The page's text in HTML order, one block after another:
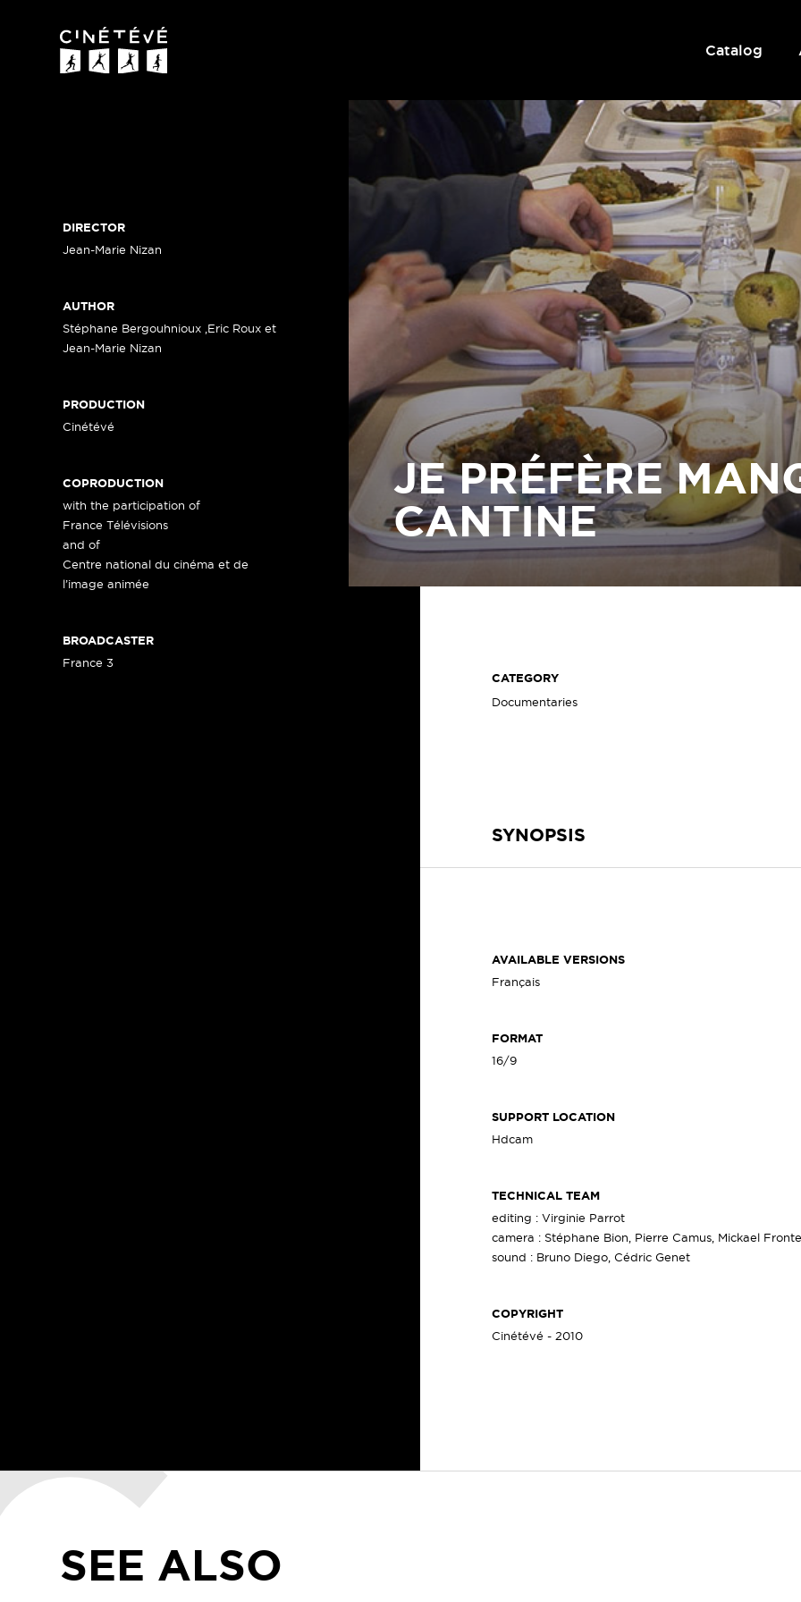
Catalog
DIRECTOR
Jean-Marie Nizan
AUTHOR
Stéphane Bergouhnioux ,Eric Roux et
Jean-Marie Nizan
PRODUCTION
Cinétévé
COPRODUCTION
with the participation of
France Télévisions
and of
Centre national du cinéma et de
l’image animée
BROADCASTER
France 3
JE PRÉFÈRE
CANTINE
CATEGORY
Documentaries
SYNOPSIS
AVAILABLE VERSIONS
Français
FORMAT
16/9
SUPPORT LOCATION
Hdcam
TECHNICAL TEAM
editing : Virginie Parrot
camera : Stéphane Bion, Pierre Camus, Mickael
sound : Bruno Diego, Cédric Genet
COPYRIGHT
Cinétévé - 2010
SEE ALSO